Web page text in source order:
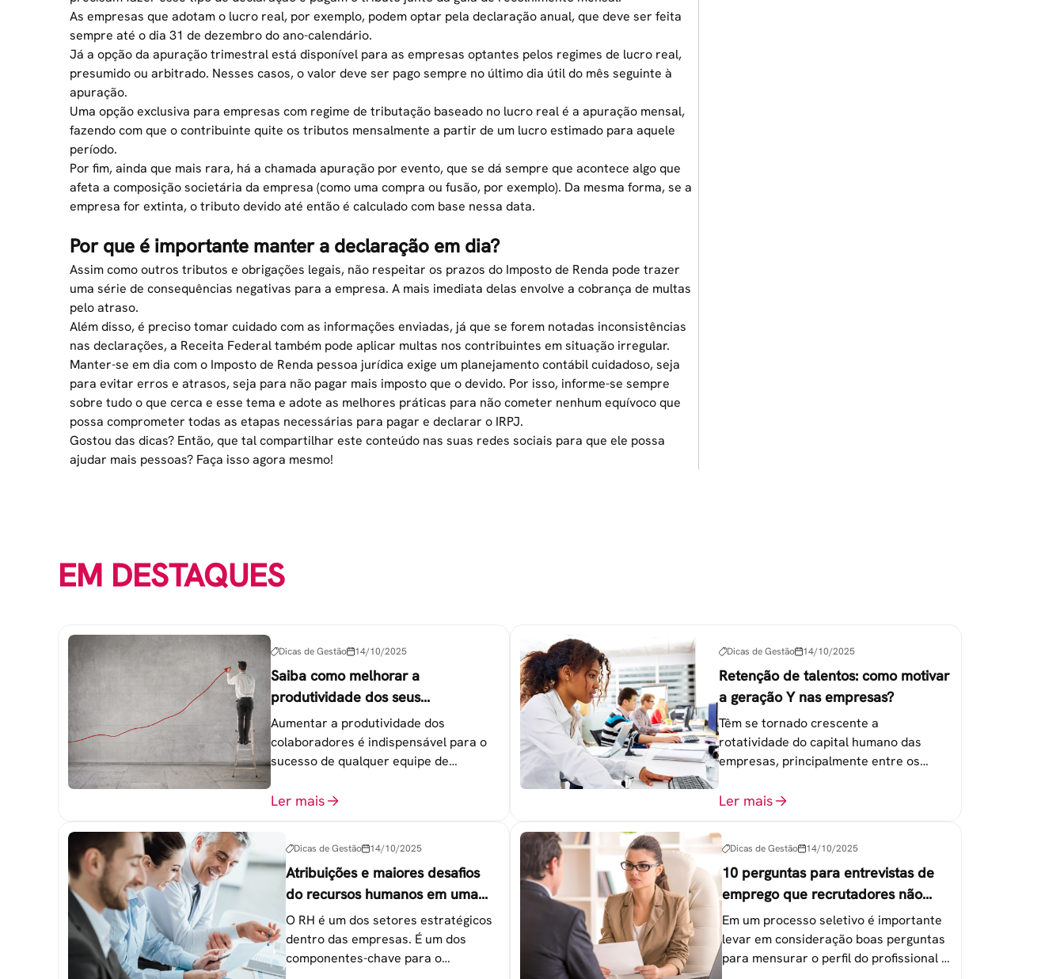
As empresas que adotam o lucro real, por exemplo, podem optar pela declaração anual, que deve ser feita
sempre até o dia 31 de dezembro doano-calendário.
Já a opção da apuração trimestral está disponível para as empresas optantes pelos regimes de lucro real,
presumido ou arbitrado. Nesses casos, o valor deve ser pago sempre no último dia útil do mês seguinte à
apuração.
Uma opção exclusiva para empresas com regime de tributação baseado no lucro real é a apuração mensal,
fazendo com que o contribuinte quite os tributos mensalmente a partir de um lucro estimado para aquele
período.
Por fim, ainda que mais rara, há a chamada apuração por evento, que se dá sempre que acontece algo que
afeta a composição societária da empresa (como uma compra ou fusão, por exemplo). Da mesma forma, se a
empresa for extinta, o tributo devido até então é calculado com base nessa data.
Por que é importante manter a declaração em dia?
Assim como outros tributos e obrigações legais, não respeitar os prazos do Imposto de Renda pode trazer
uma série de consequências negativas para a empresa. A mais imediata delas envolve a cobrança de multas
pelo atraso.
Além disso, é preciso tomar cuidado com as informações enviadas, já que se forem notadas inconsistências
nas declarações, a Receita Federal também pode aplicar multas nos contribuintes em situação irregular.
Manter-se em dia com o Imposto de Renda pessoa jurídica exige um planejamento contábilcuidadoso, seja
para evitar erros e atrasos, seja para não pagar mais imposto que o devido. Por isso, informe-se sempre
sobre tudo o que cerca e esse tema e adote as melhores práticas para não cometer nenhum equívoco que
possa comprometer todas as etapas necessárias para pagar e declarar o IRPJ.
Gostou das dicas? Então, que tal compartilhar este conteúdo nas suas redes sociais para que ele possa
ajudar mais pessoas? Faça isso agora mesmo!
EM DESTAQUES
Dicas de Gestão 14/10/2025
Saiba como melhorar a
produtividade dos seus
colaboradores
Aumentar a produtividade dos
colaboradores é indispensável para o
sucesso de qualquer equipe de
esquecidas.
Ler mais
Dicas de Gestão 14/10/2025
Retenção de talentos: como motivar
a geração Y nas empresas?
Têm se tornado crescente a
rotatividade do capital humano das
empresas, principalmente entre os
chamada Geração Y.
Ler mais
Dicas de Gestão 14/10/2025
Atribuições e maiores desafios
do recursos humanos em uma
empresa
O RH é um dos setores estratégicos
dentro das empresas. É um dos
componentes-chave para o
Dicas de Gestão 14/10/2025
10 perguntas para entrevistas de
emprego que recrutadores não
devem fazer
Em um processo seletivo é importante
levar em consideração boas perguntas
para mensurar o perfil do profissional e